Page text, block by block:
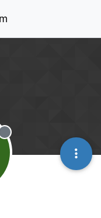
Offline